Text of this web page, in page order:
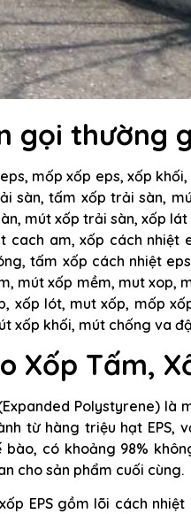
gọi thường
mốp xốp eps, xốp
sàn, tấm xốp trải sàn,
mút xốp trải sàn, xốp
cach am, xốp cách nhiệt
tấm xốp cách nhiệt
mút xốp mềm, mut xop,
xốp lót, mut xốp, mốp
xốp khối, mút chống va
Xốp Tấm,
(Expanded Polystyrene)
từ hàng triệu hạt
bào, có khoảng 98%
cho sản phẩm cuối cùng.
EPS gồm lõi cách